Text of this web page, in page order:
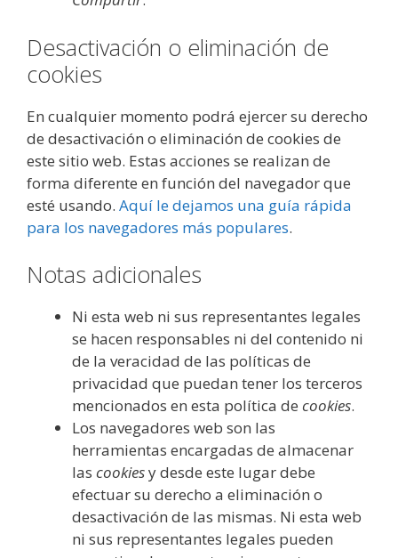
Desactivación o eliminación de
cookies
En cualquier momento podrá ejercer su derecho
de desactivación o eliminación de cookies de
este sitio web. Estas acciones se realizan de
forma diferente en función del navegador que
esté usando. Aquí le dejamos una guía rápida
para los navegadores más populares.
Notas adicionales
Ni esta web ni sus representantes legales
se hacen responsables ni del contenido ni
de la veracidad de las políticas de
privacidad que puedan tener los terceros
mencionados en esta política de cookies.
Los navegadores web son las
herramientas encargadas de almacenar
las cookiesy desde este lugar debe
efectuar su derecho a eliminación o
desactivación de las mismas. Ni esta web
ni sus representantes legales pueden